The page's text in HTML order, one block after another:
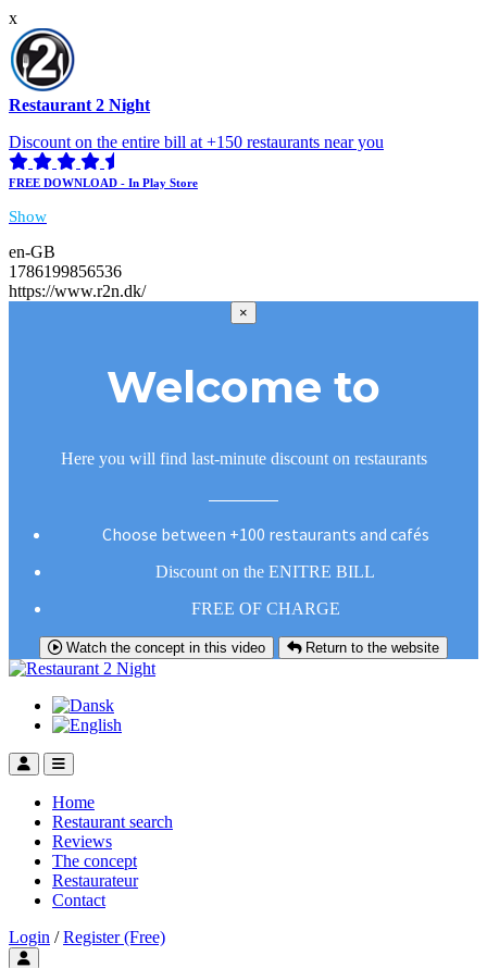
x
Restaurant 2 Night
Discount on the entire bill at +150 restaurants near you
FREE DOWNLOAD - In Play Store
Show
en-GB
1786199856536
https://www.r2n.dk/
×
Welcome to
Here you will find last-minute discount on restaurants
Choose between +100 restaurants and cafés
Discount on the ENITRE BILL
FREE OF CHARGE
Watch the concept in this video Return to the website
Home
Restaurant search
Reviews
The concept
Restaurateur
Contact
Login / Register (Free)
Toggle user menu